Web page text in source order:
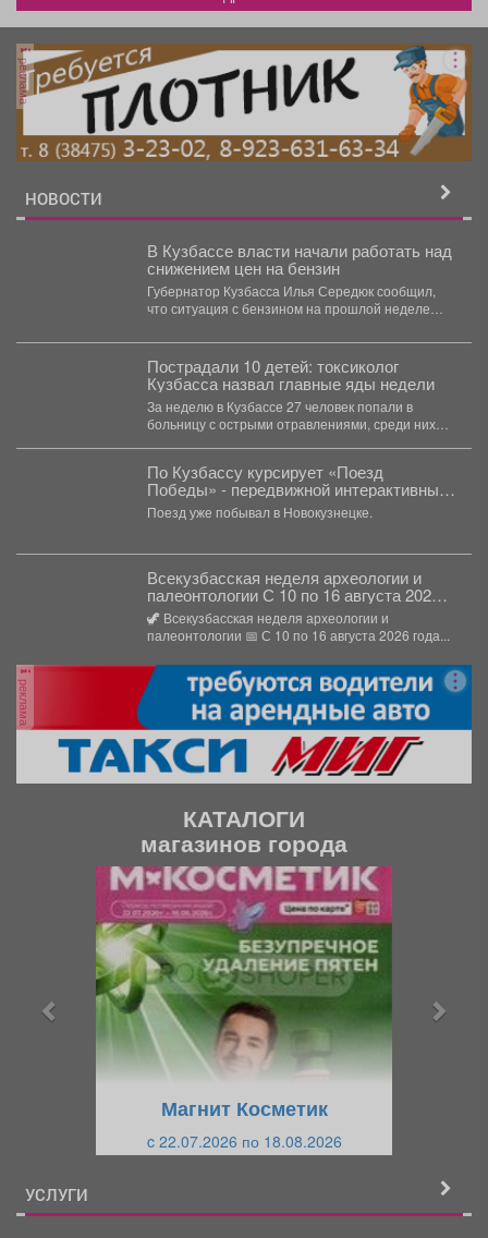
реклама
НОВОСТИ
В Кузбассе власти начали работать над
снижением цен на бензин
Губернатор Кузбасса Илья Середюк сообщил,
что ситуация с бензином на прошлой неделе
Пострадали 10 детей: токсиколог
Кузбасса назвал главные яды недели
За неделю в Кузбассе 27 человек попали в
больницу с острыми отравлениями, среди них
По Кузбассу курсирует «Поезд
Победы» - передвижной интерактивный
музей, рассказывающий о событиях
Великой Отечественной войны.
Поезд уже побывал в Новокузнецке.
Всекузбасская неделя археологии и
палеонтологии С 10 по 16 августа 2026
года в музеях Кузбасса пройдет Неделя
археологии и палеонтологии,
приуроченная ко Дню археолога (15
августа) и Дню палеон
🦖 Всекузбасская неделя археологии и
палеонтологии 📅 С 10 по 16 августа 2026 года...
реклама
КАТАЛОГИ
магазинов города
Магнит Косметик
c 22.07.2026 по 18.08.2026
УСЛУГИ